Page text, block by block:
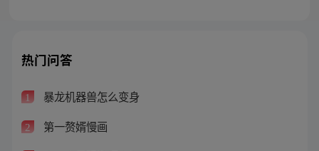
热门问答
1 暴龙机器兽怎么变身
2 第一赘婿慢画